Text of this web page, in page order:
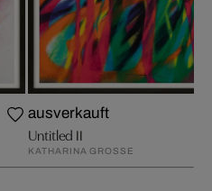
ausverkauft
Untitled II
KATHARINA GROSSE